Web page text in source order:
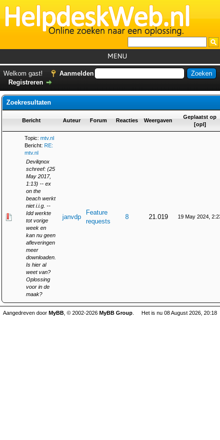
MENU
Helpdesks
Welkom gast!
Aanmelden
Registreren
Zoekresultaten
Bericht Auteur Forum Reacties Weergaven
Geplaatst op
[opl]
Topic: mtv.nl
Bericht: RE:
mtv.nl
Devilqnox
schreef: (25
May 2017,
1:13) -- ex
on the
beach werkt
niet i.i.g. --
Idd werkte
tot vorige
week en
kan nu geen
afleveringen
meer
downloaden.
Is hier al
weet van?
Oplossing
voor in de
maak?
janvdp
Feature
requests
8 21.019 19 May 2024,
Het is nu 08 August 2026, 20:18
Aangedreven door MyBB , © 2002-2026 MyBB Group